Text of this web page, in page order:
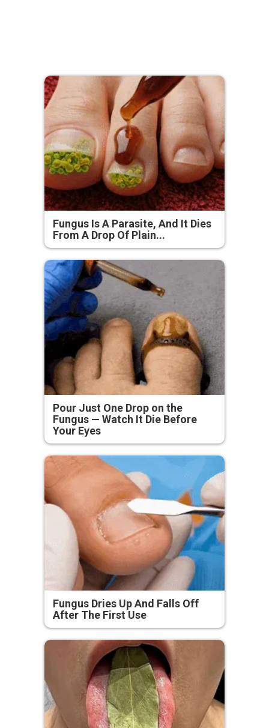
Fungus Is A Parasite, And It Dies
From A Drop Of Plain...
Pour Just One Drop on the
Fungus — Watch It Die Before
Your Eyes
Fungus Dries Up And Falls Off
After The First Use